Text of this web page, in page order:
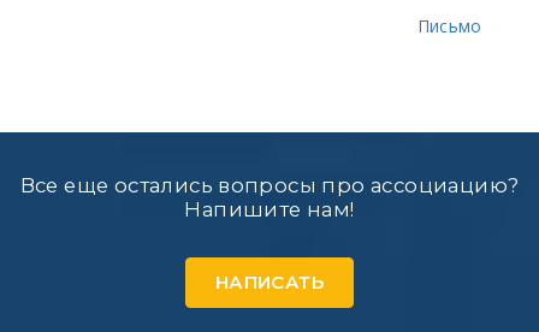
Письмо
Все еще остались вопросы про ассоциацию?
Напишите нам!
НАПИСАТЬ